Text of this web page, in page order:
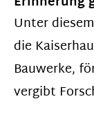
Unter
die
Bauwerke,
vergibt